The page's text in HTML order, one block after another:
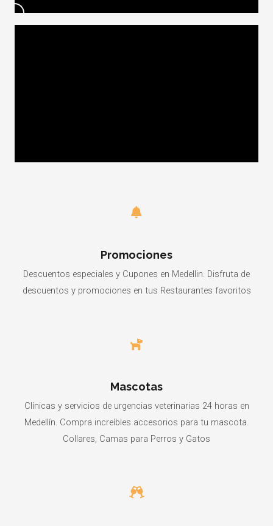
Promociones
Descuentos especiales y Cupones en Medellin. Disfruta de
descuentos y promociones en tus Restaurantes favoritos
Mascotas
Clínicas y servicios de urgencias veterinarias 24 horas en
Medellín. Compra increíbles accesorios para tu mascota.
Collares, Camas para Perros y Gatos